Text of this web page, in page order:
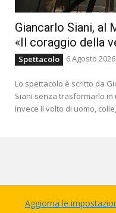
Giancarlo Siani, al
«Il coraggio della
Spettacolo 6 Agosto 2026
Lo spettacolo è scritto da
Siani senza trasformarlo in
invece il volto di uomo,
Aggiorna le